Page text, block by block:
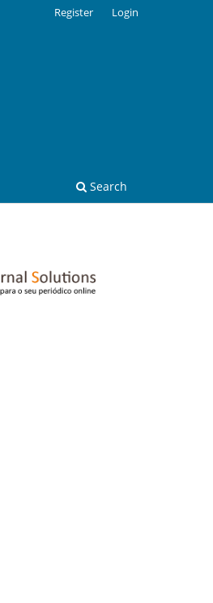
Search
Register Login